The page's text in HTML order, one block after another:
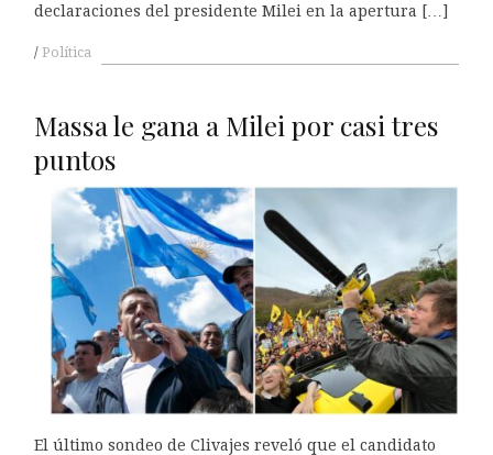
declaraciones del presidente Milei en la apertura […]
Política
Massa le gana a Milei por casi tres
puntos
El último sondeo de Clivajes reveló que el candidato